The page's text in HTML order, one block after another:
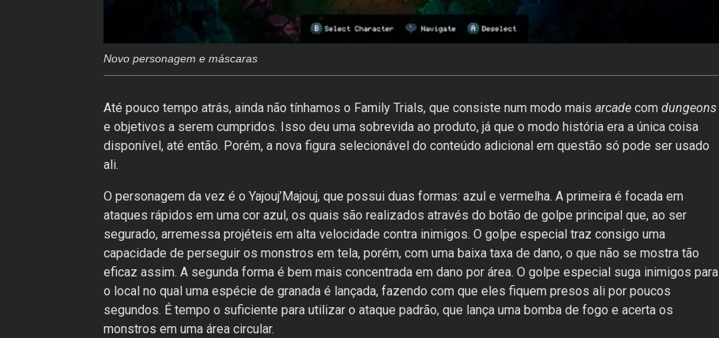
Novo personagem e máscaras
Até pouco tempo atrás, ainda não tínhamos o Family Trials, que consiste num modo mais arcade com dungeons
e objetivos a serem cumpridos. Isso deu uma sobrevida ao produto, já que o modo história era a única coisa
disponível, até então. Porém, a nova figura selecionável do conteúdo adicional em questão só pode ser usado
ali.
O personagem da vez é o Yajouj’Majouj, que possui duas formas: azul e vermelha. A primeira é focada em
ataques rápidos em uma cor azul, os quais são realizados através do botão de golpe principal que, ao ser
segurado, arremessa projéteis em alta velocidade contra inimigos. O golpe especial traz consigo uma
capacidade de perseguir os monstros em tela, porém, com uma baixa taxa de dano, o que não se mostra tão
eficaz assim. A segunda forma é bem mais concentrada em dano por área. O golpe especial suga inimigos para
o local no qual uma espécie de granada é lançada, fazendo com que eles fiquem presos ali por poucos
segundos. É tempo o suficiente para utilizar o ataque padrão, que lança uma bomba de fogo e acerta os
monstros em uma área circular.